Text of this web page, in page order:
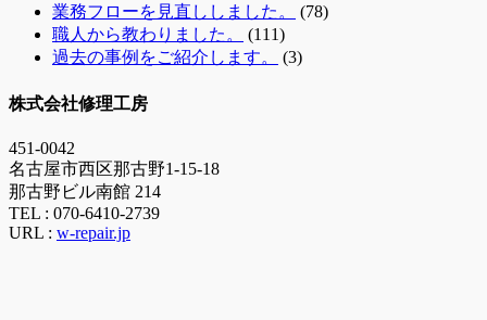
業務フローを見直ししました。
(78)
職人から教わりました。
(111)
過去の事例をご紹介します。
(3)
株式会社修理工房
451-0042
名古屋市西区那古野1-15-18
那古野ビル南館 214
TEL : 070-6410-2739
URL : w-repair.jp